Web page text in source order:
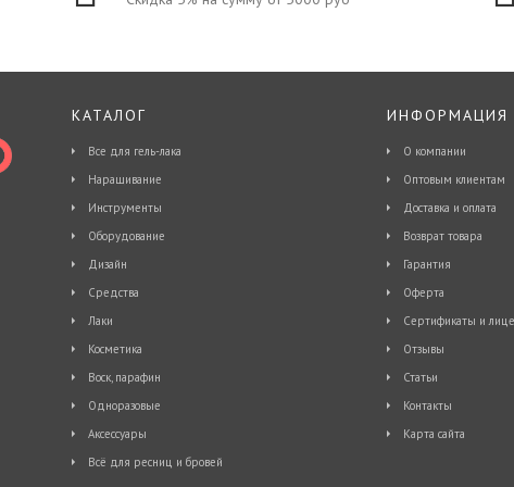
КАТАЛОГ
Все для гель-лака
Наращивание
Инструменты
Оборудование
Дизайн
Средства
Лаки
Косметика
Воск, парафин
Одноразовые
Аксессуары
Всё для ресниц и бровей
ИНФОРМАЦИЯ
О компании
Оптовым клиентам
Доставка и оплата
Возврат товара
Гарантия
Оферта
Сертификаты и
Отзывы
Статьи
Контакты
Карта сайта